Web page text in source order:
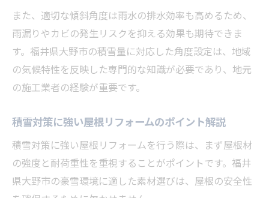
また、適切な傾斜角度は雨水の排水効率も高めるため、
雨漏りやカビの発生リスクを抑える効果も期待できま
す。福井県大野市の積雪量に対応した角度設定は、地域
の気候特性を反映した専門的な知識が必要であり、地元
の施工業者の経験が重要です。
積雪対策に強い屋根リフォームのポイント解説
積雪対策に強い屋根リフォームを行う際は、まず屋根材
の強度と耐荷重性を重視することがポイントです。福井
県大野市の豪雪環境に適した素材選びは、屋根の安全性